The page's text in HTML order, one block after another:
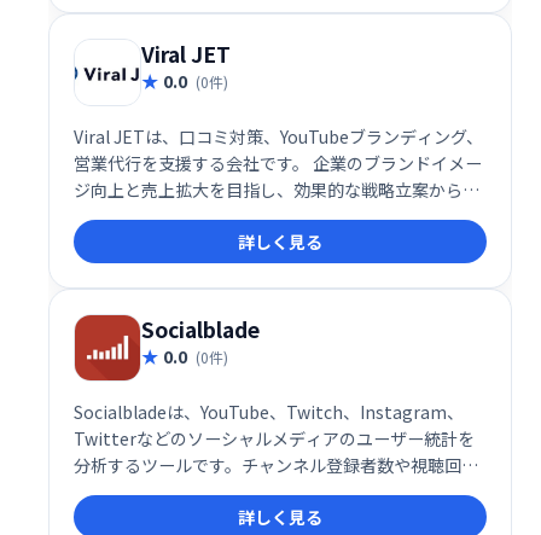
Viral JET
0.0 (0件)
Viral JETは、口コミ対策、YouTubeブランディング、
営業代行を支援する会社です。 企業のブランドイメー
ジ向上と売上拡大を目指し、効果的な戦略立案から実
行までをサポートします。 口コミによる潜在顧客の獲
得や、YouTubeを活用した集客、そして営業活動の効
率化を実現し、ビジネスの成長を促進します。
詳しく見る
Socialblade
0.0 (0件)
Socialbladeは、YouTube、Twitch、Instagram、
Twitterなどのソーシャルメディアのユーザー統計を
分析するツールです。チャンネル登録者数や視聴回数
を追跡し、トレンドの可視化や競合調査に役立ちま
す。
詳しく見る